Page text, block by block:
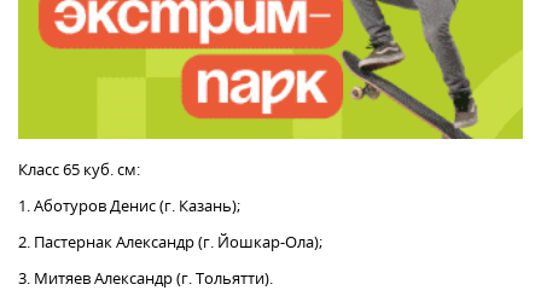
Класс 65 куб. см:
1. Аботуров Денис (г. Казань);
2. Пастернак Александр (г. Йошкар-Ола);
3. Митяев Александр (г. Тольятти).